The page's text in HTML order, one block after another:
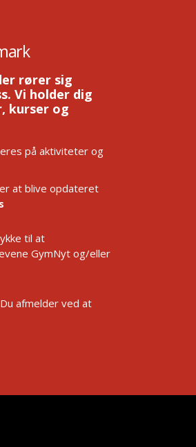
rører sig
Vi holder dig
kurser og
på aktiviteter og
at blive opdateret
til at
GymNyt og/eller
afmelder ved at